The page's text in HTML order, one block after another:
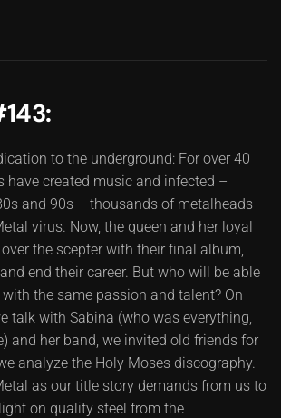
to the underground: For over 40
have created music and infected –
and 90s – thousands of metalheads
virus. Now, the queen and her loyal
the scepter with their final album,
and end their career. But who will be able
the same passion and talent? On
talk with Sabina (who was everything,
and her band, we invited old friends for
analyze the Holy Moses discography.
as our title story demands from us to
on quality steel from the